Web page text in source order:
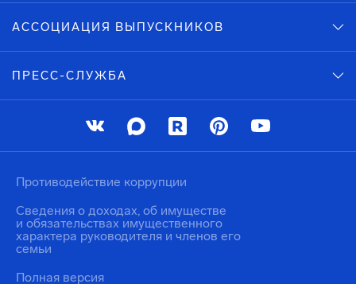
АССОЦИАЦИЯ ВЫПУСКНИКОВ
ПРЕСС-СЛУЖБА
Противодействие коррупции
Сведения о доходах, об имуществе
и обязательствах имущественного
характера руководителя и членов его
семьи
Полная версия